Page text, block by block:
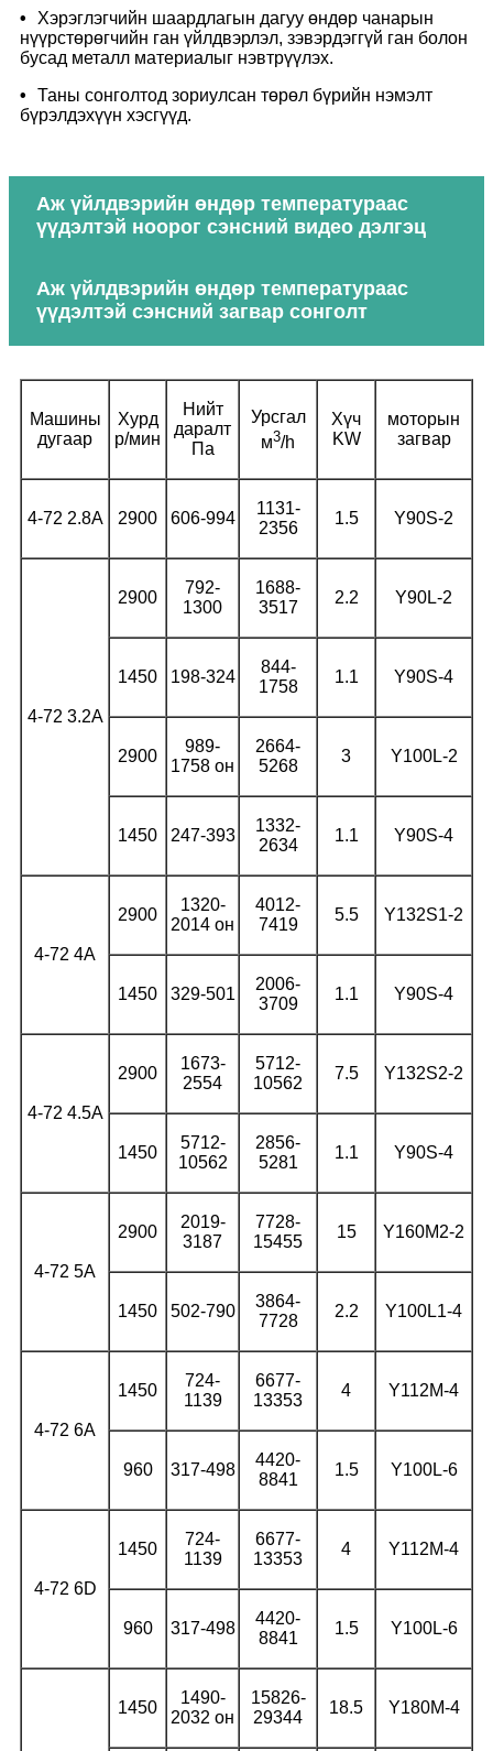
•
Хэрэглэгчийн шаардлагын дагуу өндөр чанарын
нүүрстөрөгчийн ган үйлдвэрлэл, зэвэрдэггүй ган болон
бусад металл материалыг нэвтрүүлэх.
•
Таны сонголтод зориулсан төрөл бүрийн нэмэлт
бүрэлдэхүүн хэсгүүд.
Аж үйлдвэрийн өндөр температураас
үүдэлтэй ноорог сэнсний видео дэлгэц
Аж үйлдвэрийн өндөр температураас
үүдэлтэй сэнсний загвар сонголт
Машины
дугаар
Хурд
р/мин
Нийт
даралт
Па
Урсгал
м3/h
Хүч
KW
моторын
загвар
4-72 2.8А 2900 606-994
1131-
2356
1.5 Y90S-2
4-72 3.2А
2900
792-
1300
1688-
3517
2.2 Y90L-2
1450 198-324
844-
1758
1.1 Y90S-4
2900
989-
1758 он
2664-
5268
3 Y100L-2
1450 247-393
1332-
2634
1.1 Y90S-4
4-72 4А
2900
1320-
2014 он
4012-
7419
5.5 Y132S1-2
1450 329-501
2006-
3709
1.1 Y90S-4
4-72 4.5А
2900
1673-
2554
5712-
10562
7.5 Y132S2-2
1450
5712-
10562
2856-
5281
1.1 Y90S-4
4-72 5А
2900
2019-
3187
7728-
15455
15 Y160M2-2
1450 502-790
3864-
7728
2.2 Y100L1-4
4-72 6А
1450
724-
1139
6677-
13353
4 Y112M-4
960 317-498
4420-
8841
1.5 Y100L-6
4-72 6D
1450
724-
1139
6677-
13353
4 Y112M-4
960 317-498
4420-
8841
1.5 Y100L-6
1450
1490-
2032 он
15826-
29344
18.5 Y180M-4